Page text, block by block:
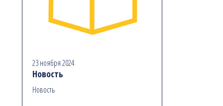
23 ноября 2024
Новость
Новость